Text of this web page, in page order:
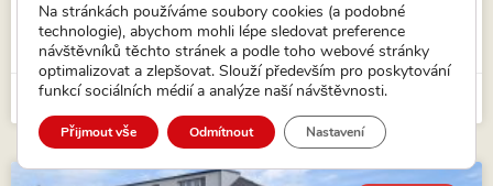
Stříbrné Lhotě.
VÍCE...
15. 5. 2026
Na stránkách používáme soubory cookies (a podobné
technologie), abychom mohli lépe sledovat preference
návštěvníků těchto stránek a podle toho webové stránky
optimalizovat a zlepšovat. Slouží především pro poskytování
funkcí sociálních médií a analýze naší návštěvnosti.
Přijmout vše Odmítnout Nastavení